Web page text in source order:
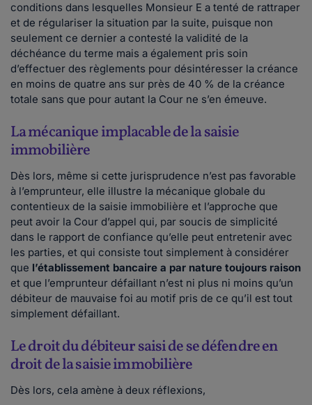
conditions dans lesquelles Monsieur E a tenté de rattraper
et de régulariser la situation par la suite, puisque non
seulement ce dernier a contesté la validité de la
déchéance du terme mais a également pris soin
d’effectuer des règlements pour désintéresser la créance
en moins de quatre ans sur près de 40 % de la créance
totale sans que pour autant la Cour ne s’en émeuve.
La mécanique implacable de la saisie
immobilière
Dès lors, même si cette jurisprudence n’est pas favorable
à l’emprunteur, elle illustre la mécanique globale du
contentieux de la saisie immobilière et l’approche que
peut avoir la Cour d’appel qui, par soucis de simplicité
dans le rapport de confiance qu’elle peut entretenir avec
les parties, et qui consiste tout simplement à considérer
que l’établissement bancaire a par nature toujours raison
et que l’emprunteur défaillant n’est ni plus ni moins qu’un
débiteur de mauvaise foi au motif pris de ce qu’il est tout
simplement défaillant.
Le droit du débiteur saisi de se défendre en
droit de la saisie immobilière
Dès lors, cela amène à deux réflexions,